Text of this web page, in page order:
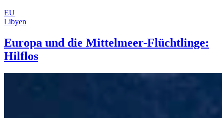
EU
Libyen
Europa und die Mittelmeer-Flüchtlinge:
Hilflos